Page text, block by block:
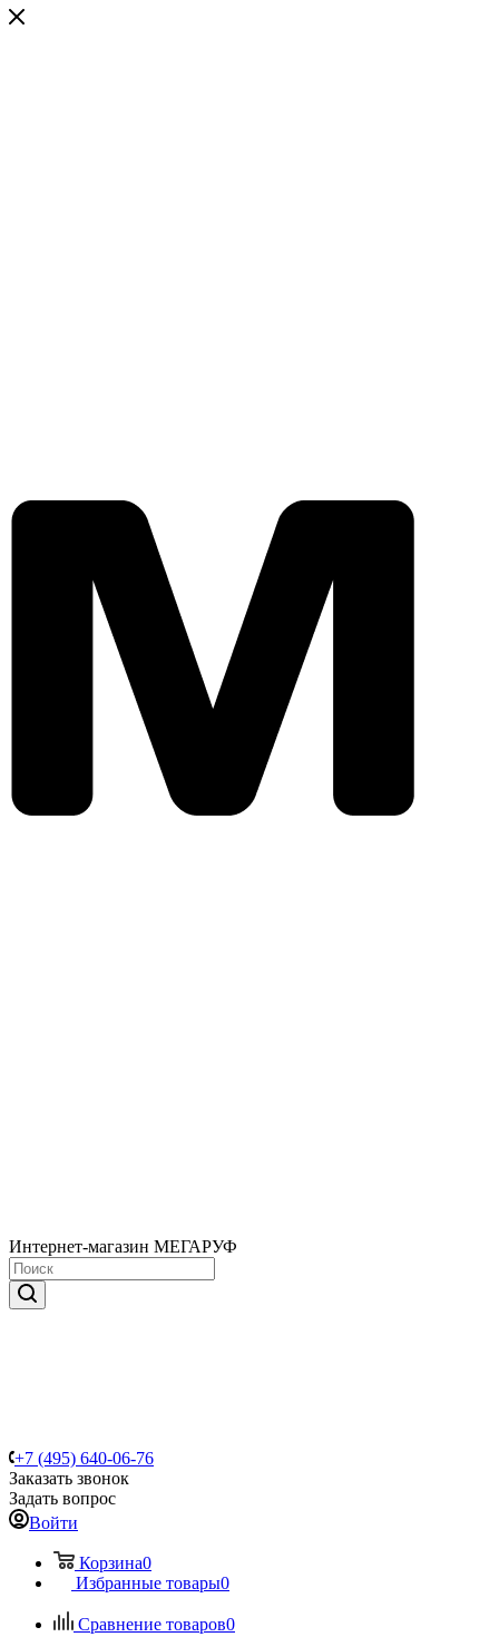
Интернет-магазин МЕГАРУФ
+7 (495) 640-06-76
Заказать звонок
Задать вопрос
Войти
Корзина0
Избранные товары0
Сравнение товаров0